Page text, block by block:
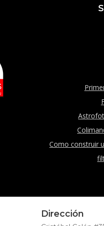
Como construir
Dirección